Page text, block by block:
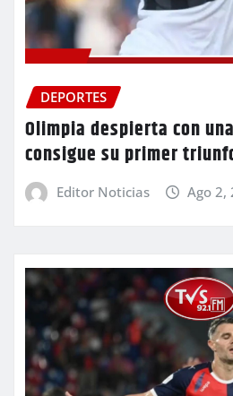
DEPORTES
Olimpia despierta con
consigue su primer
Editor Noticias Ago 2,